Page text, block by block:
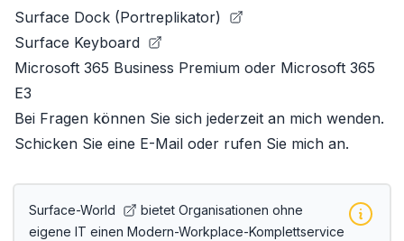
Surface Dock (Portreplikator)
Surface Keyboard
Microsoft 365 Business Premium oder Microsoft 365
E3
Bei Fragen können Sie sich jederzeit an mich wenden.
Schicken Sie eine E-Mail oder rufen Sie mich an.
Surface-World
bietet Organisationen ohne
eigene IT einen Modern-Workplace-Komplettservice